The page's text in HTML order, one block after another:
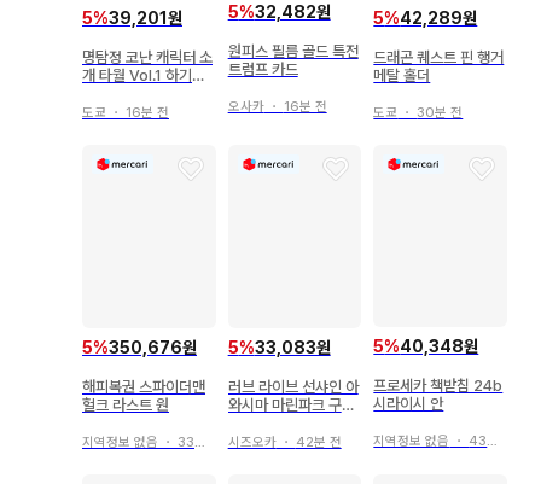
5%39,201원
명탐정 코난 캐릭터 소
개 타월 Vol.1 하기와
도쿄 ・ 16분 전
5%32,482원
원피스 필름 골드 특전
트럼프 카드
오사카・ 16분 전
5%42,289원
드래곤 퀘스트 핀 행거
메탈 홀더
도쿄 ・ 30분 전
5%350,676원
해피복권 스파이더맨
헐크 라스트 원
지역정보 없음 ・ 33분 전
5%33,083원
러브 라이브 선샤인 아
와시마 마린파크 구독
시즈오카・ 42분 전
5%40,348원
프로세카 책받침 24b
시라이시 안
지역정보 없음 ・ 43분 전